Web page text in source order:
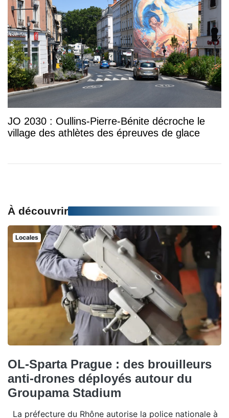
JO 2030 : Oullins-Pierre-Bénite décroche le
village des athlètes des épreuves de glace
À découvrir
Locales
OL-Sparta Prague : des brouilleurs
anti-drones déployés autour du
Groupama Stadium
La préfecture du Rhône autorise la police nationale à